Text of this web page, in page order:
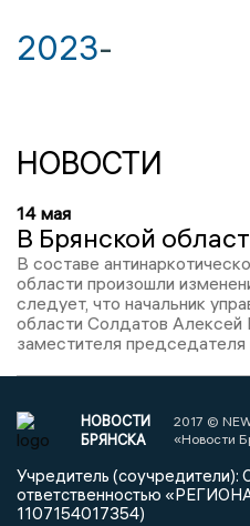
2023-
НОВОСТИ
14 мая
В составе
области произошли
следует, что начальник
области Солдатов Алексей
заместителя председателя
НОВОСТИ
БРЯНСКА
2017 ©
«Новости
Учредитель (соучредители):
ответственностью
1107154017354)